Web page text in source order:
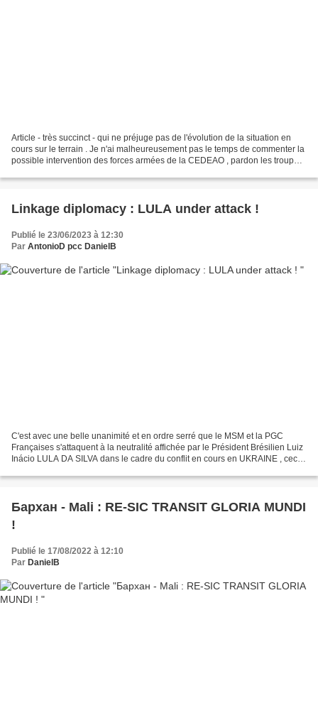
Article - très succinct - qui ne préjuge pas de l'évolution de la situation en
cours sur le terrain . Je n'ai malheureusement pas le temps de commenter la
possible intervention des forces armées de la CEDEAO , pardon les troupes
Linkage diplomacy : LULA under attack !
Publié le 23/06/2023 à 12:30
Par AntonioD pcc DanielB
C'est avec une belle unanimité et en ordre serré que le MSM et la PGC
Françaises s'attaquent à la neutralité affichée par le Président Brésilien Luiz
Inácio LULA DA SILVA dans le cadre du conflit en cours en UKRAINE , ceci à
Бархан - Mali : RE-SIC TRANSIT GLORIA MUNDI
!
Publié le 17/08/2022 à 12:10
Par DanielB